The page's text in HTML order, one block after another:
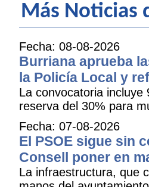
Más Noticias
Fecha: 08-08-2026
Burriana aprueba
la Policía Local y
La convocatoria
reserva del 30% para
Fecha: 07-08-2026
El PSOE sigue sin
Consell poner en
La infraestructura, que